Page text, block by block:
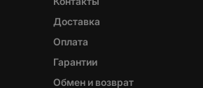
Доставка
Оплата
Гарантии
Обмен и возврат